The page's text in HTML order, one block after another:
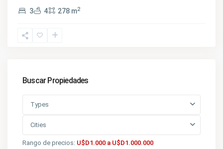
3 4 278 m2
Buscar Propiedades
Types
Cities
Rango de precios: U$D1.000 a U$D1.000.000